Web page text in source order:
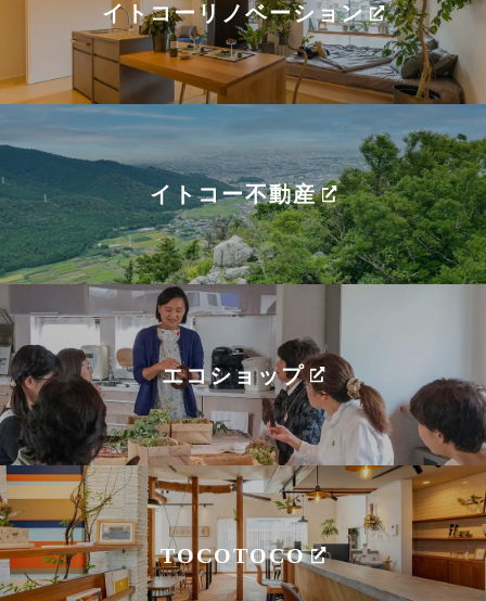
イトコーリノベーション
イトコー不動産
エコショップ
TOCOTOCO